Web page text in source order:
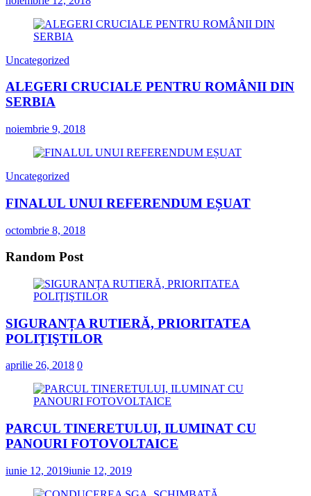
Uncategorized
ALEGERI CRUCIALE PENTRU ROMÂNII DIN
SERBIA
noiembrie 9, 2018
Uncategorized
FINALUL UNUI REFERENDUM EȘUAT
octombrie 8, 2018
Random Post
SIGURANȚA RUTIERĂ, PRIORITATEA
POLIŢIŞTILOR
aprilie 26, 2018 0
PARCUL TINERETULUI, ILUMINAT CU
PANOURI FOTOVOLTAICE
iunie 12, 2019iunie 12, 2019